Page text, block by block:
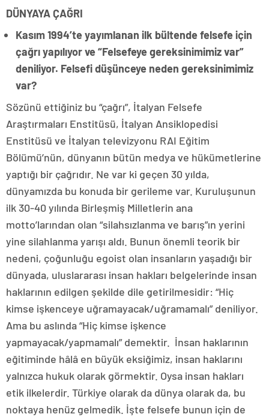
DÜNYAYA ÇAĞRI
Kasım 1994’te yayımlanan ilk bültende felsefe için
çağrı yapılıyor ve “Felsefeye gereksinimimiz var”
deniliyor. Felsefi düşünceye neden gereksinimimiz
var?
Sözünü ettiğiniz bu “çağrı”, İtalyan Felsefe
Araştırmaları Enstitüsü, İtalyan Ansiklopedisi
Enstitüsü ve İtalyan televizyonu RAI Eğitim
Bölümü’nün, dünyanın bütün medya ve hükümetlerine
yaptığı bir çağrıdır. Ne var ki geçen 30 yılda,
dünyamızda bu konuda bir gerileme var. Kuruluşunun
ilk 30-40 yılında Birleşmiş Milletlerin ana
motto’larından olan “silahsızlanma ve barış”ın yerini
yine silahlanma yarışı aldı. Bunun önemli teorik bir
nedeni, çoğunluğu egoist olan insanların yaşadığı bir
dünyada, uluslararası insan hakları belgelerinde insan
haklarının edilgen şekilde dile getirilmesidir: “Hiç
kimse işkenceye uğramayacak/uğramamalı” deniliyor.
Ama bu aslında “Hiç kimse işkence
yapmayacak/yapmamalı” demektir. İnsan haklarının
eğitiminde hâlâ en büyük eksiğimiz, insan haklarını
yalnızca hukuk olarak görmektir. Oysa insan hakları
etik ilkelerdir. Türkiye olarak da dünya olarak da, bu
noktaya henüz gelmedik. İşte felsefe bunun için de